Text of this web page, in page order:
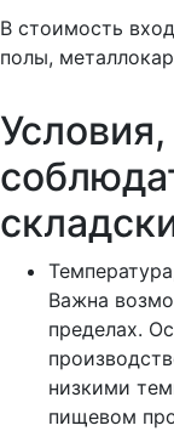
В стоимость
полы,
Важна
пределах.
низкими
пищевом